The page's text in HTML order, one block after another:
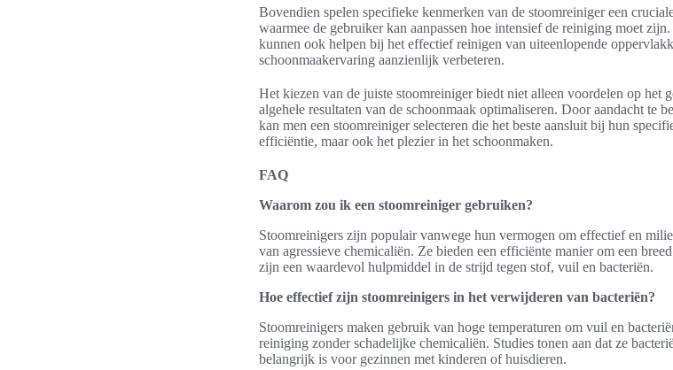
Bovendien spelen specifieke kenmerken van de stoomreiniger een
waarmee de gebruiker kan aanpassen hoe intensief de reiniging moet
kunnen ook helpen bij het effectief reinigen van uiteenlopende
schoonmaakervaring aanzienlijk verbeteren.
Het kiezen van de juiste stoomreiniger biedt niet alleen voordelen op het
algehele resultaten van de schoonmaak optimaliseren. Door aandacht te
kan men een stoomreiniger selecteren die het beste aansluit bij hun
efficiëntie, maar ook het plezier in het schoonmaken.
FAQ
Waarom zou ik een stoomreiniger gebruiken?
Stoomreinigers zijn populair vanwege hun vermogen om effectief en
van agressieve chemicaliën. Ze bieden een efficiënte manier om een
zijn een waardevol hulpmiddel in de strijd tegen stof, vuil en bacteriën.
Hoe effectief zijn stoomreinigers in het verwijderen van bacteriën?
Stoomreinigers maken gebruik van hoge temperaturen om vuil en
reiniging zonder schadelijke chemicaliën. Studies tonen aan dat ze
belangrijk is voor gezinnen met kinderen of huisdieren.